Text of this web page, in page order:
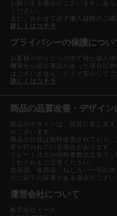
お願いする場合がございます。あ
ください。
また、合わせて必ず搬入経路のご
詳しくはコチラ
プライバシーの保護につい
お客様のやりとりの中で得た個人
機関から提出要請があった場合以
はございません。どうぞ安心してご
詳しくはコチラ
商品の品質改善・デザイン
商品のデザインは、品質に差し支
がございます。
商品の仕様は随時改善されており
更が行われている場合があります。
リピート注文や同時複数注文等で
くれぐれもご注意ください。
生産国、各部品、ねじカバー等の
どに若干の誤差がある場合がござい
運営会社について
株式会社イーナ